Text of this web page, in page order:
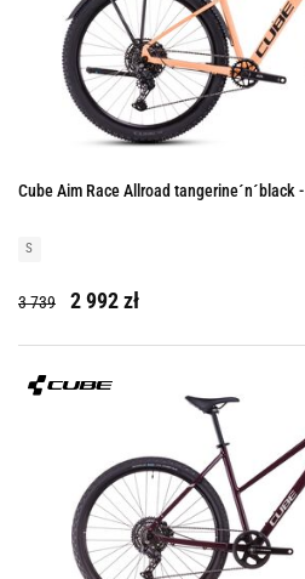
Cube Aim Race Allroad tangerine´n´black -
S
3 739 2 992 zł